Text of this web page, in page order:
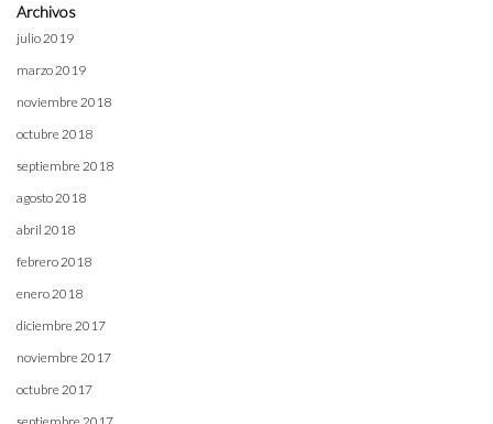
Archivos
julio 2019
marzo 2019
noviembre 2018
octubre 2018
septiembre 2018
agosto 2018
abril 2018
febrero 2018
enero 2018
diciembre 2017
noviembre 2017
octubre 2017